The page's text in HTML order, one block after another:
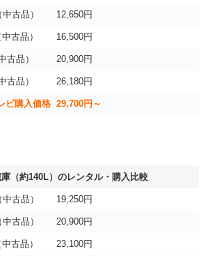
古品） 12,650円
古品） 16,500円
古品） 20,900円
古品） 26,180円
ビ購入価格 29,700円～
（約140L）のレンタル・購入比較
古品） 19,250円
古品） 20,900円
古品） 23,100円